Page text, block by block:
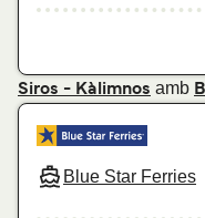
Siros - Kàlimnos amb
Blue Star Ferries